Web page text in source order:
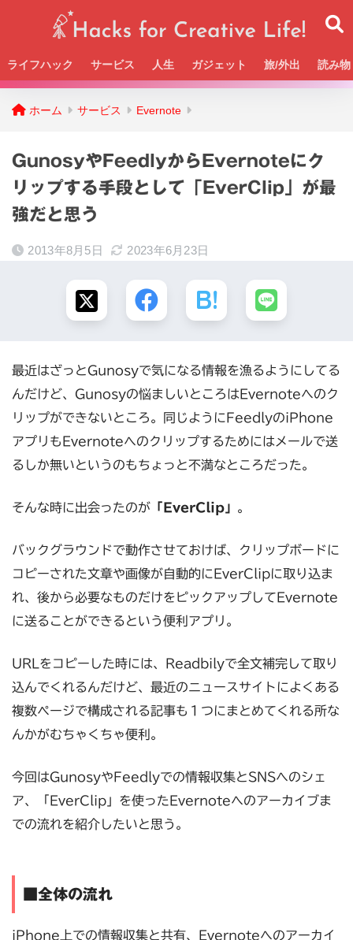
ライフハック サービス 人生 ガジェット 旅/外出 読み物
Beckの活動＆SNSまとめはこちら
ホーム サービス Evernote
GunosyやFeedlyからEvernoteにク
リップする手段として「EverClip」が最
強だと思う
2013年8月5日 2023年6月23日
最近はざっとGunosyで気になる情報を漁るようにしてる
んだけど、Gunosyの悩ましいところはEvernoteへのク
リップができないところ。同じようにFeedlyのiPhone
アプリもEvernoteへのクリップするためにはメールで送
るしか無いというのもちょっと不満なところだった。
そんな時に出会ったのが 「EverClip」 。
バックグラウンドで動作させておけば、クリップボードに
コピーされた文章や画像が自動的にEverClipに取り込ま
れ、後から必要なものだけをピックアップしてEvernote
に送ることができるという便利アプリ。
URLをコピーした時には、Readbilyで全文補完して取り
込んでくれるんだけど、最近のニュースサイトによくある
複数ページで構成される記事も１つにまとめてくれる所な
んかがむちゃくちゃ便利。
今回はGunosyやFeedlyでの情報収集とSNSへのシェ
ア、「EverClip」を使ったEvernoteへのアーカイブま
での流れを紹介したいと思う。
■全体の流れ
iPhone上での情報収集と共有、Evernoteへのアーカイ